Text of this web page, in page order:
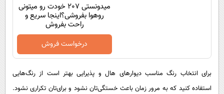
میدونستی 207 خودت رو میتونی
روهوا بفروشی؟اینجا سریع و
راحت بفروش
درخواست فروش
برای انتخاب رنگ مناسب دیوارهای هال و پذیرایی بهتر است از رنگ‌هایی
استفاده کنید که به مرور زمان باعث خستگی‌تان نشود و برای‌تان تکراری نشود.